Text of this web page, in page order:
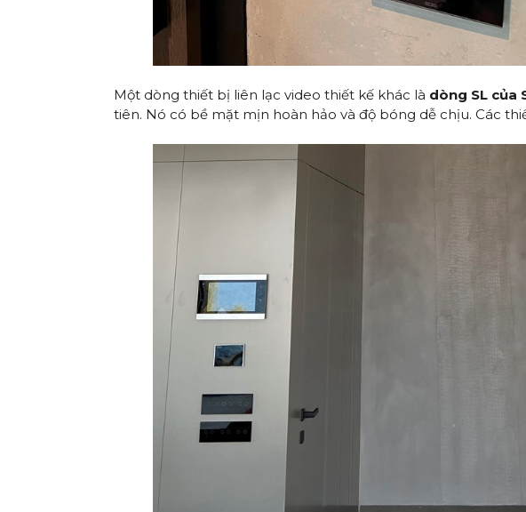
Một dòng thiết bị liên lạc video thiết kế khác là dòng SL của
tiên. Nó có bề mặt mịn hoàn hảo và độ bóng dễ chịu. Các